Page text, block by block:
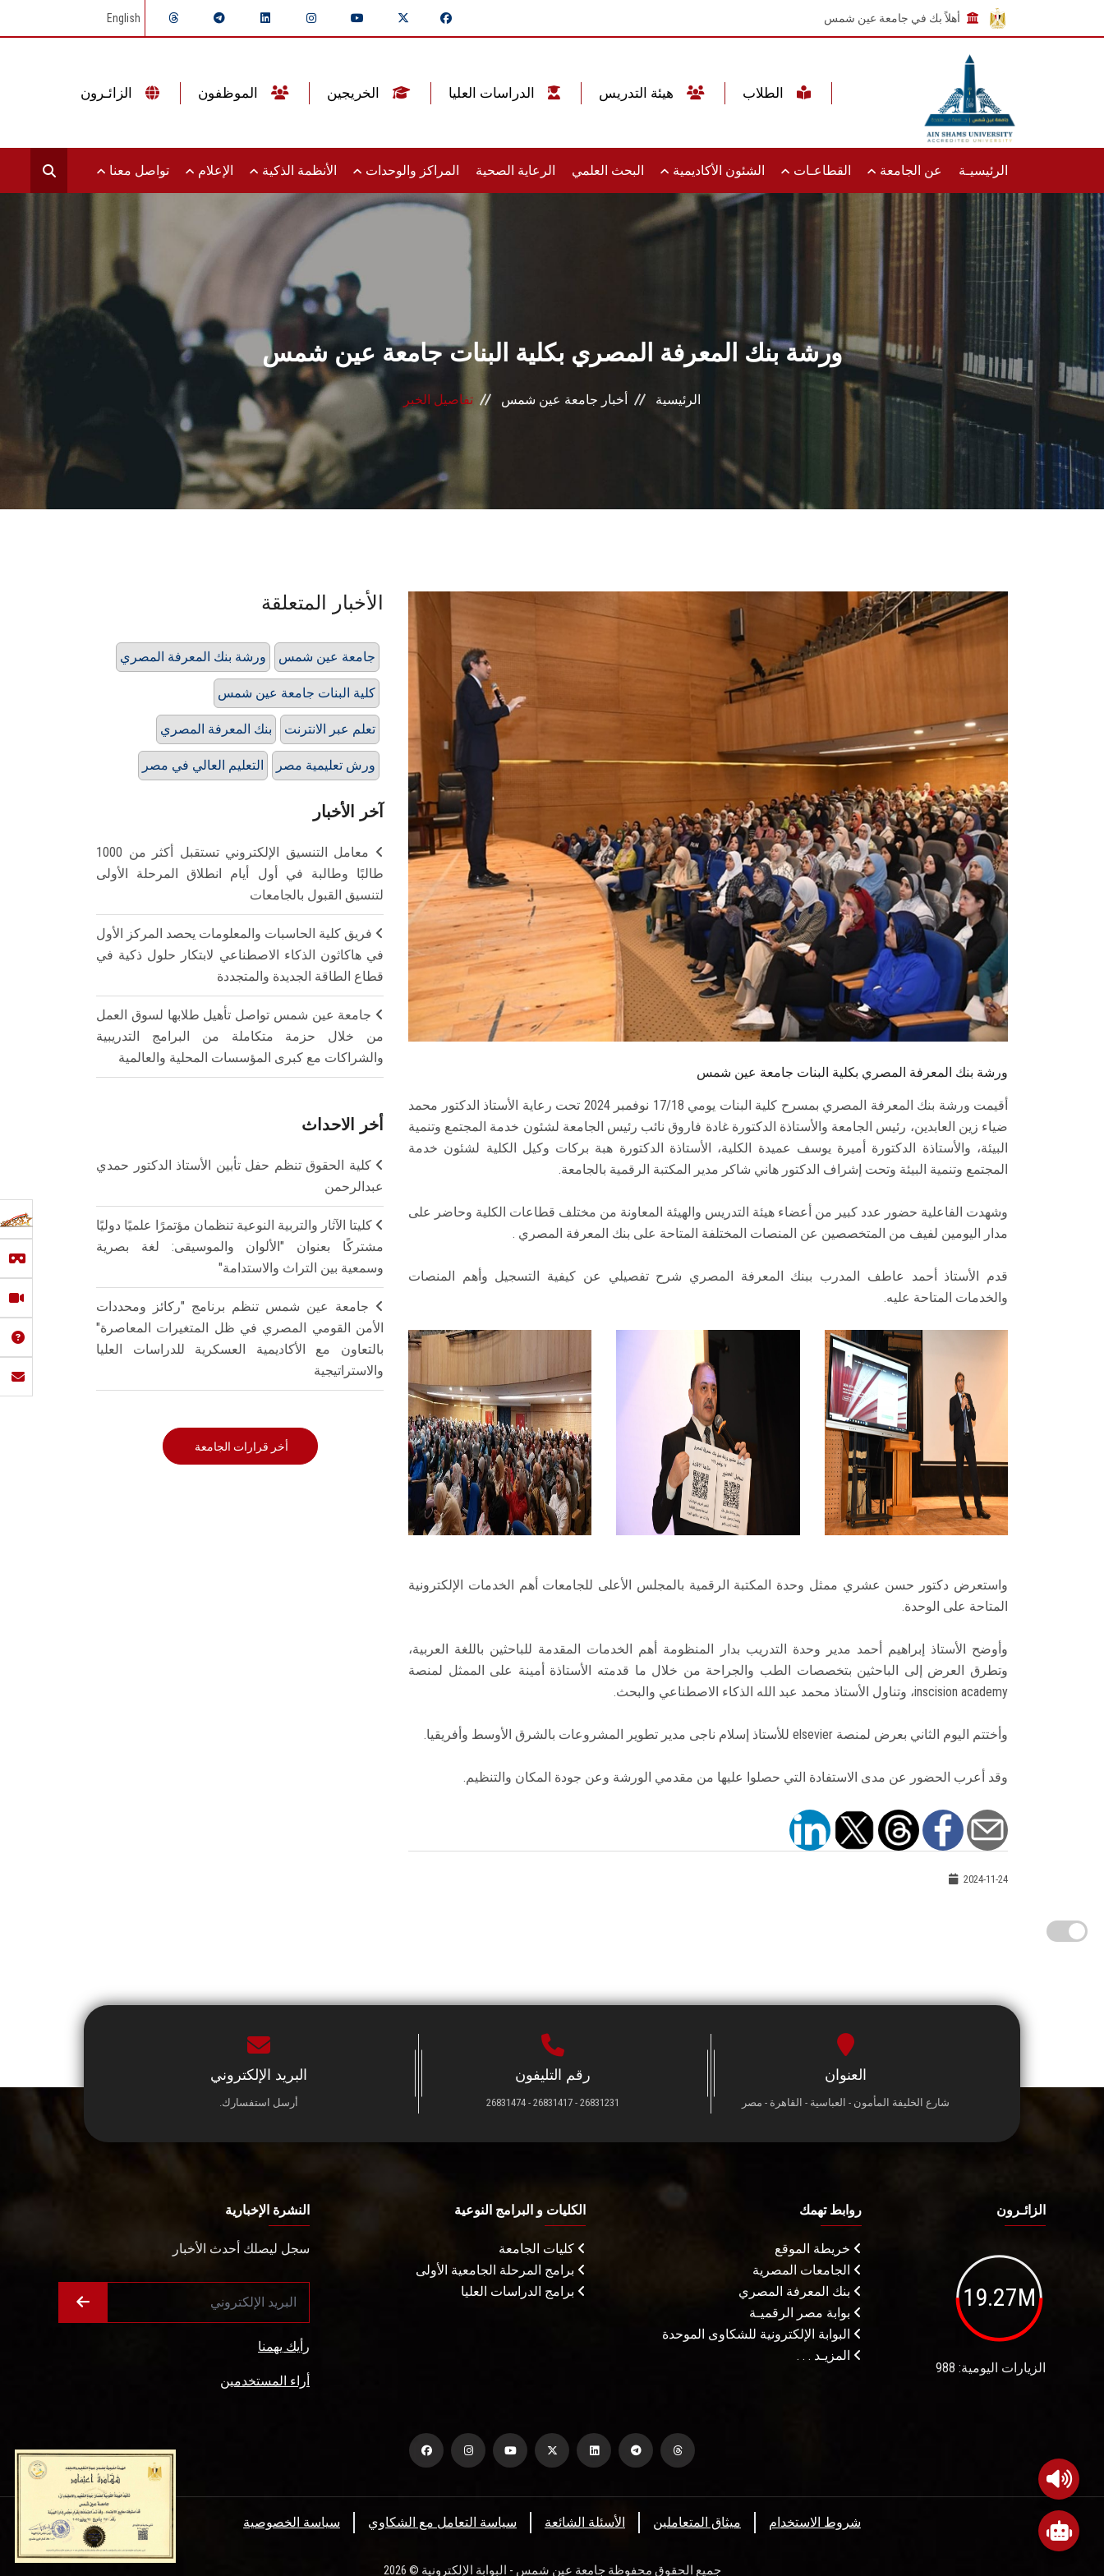
أهلاً بك في جامعة عين شمس English
الرئيسيـة عن الجامعة القطاعـات الشئون الأكاديمية البحث العلمي الرعاية الصحية المراكز والوحدات الأنظمة الذكية الإعلام تواصل معنا
ورشة بنك المعرفة المصري بكلية البنات جامعة عين شمس
الرئيسية أخبار جامعة عين شمس تفاصيل الخبر
ورشة بنك المعرفة المصري بكلية البنات جامعة عين شمس
أقيمت ورشة بنك المعرفة المصري بمسرح كلية البنات يومي 17/18 نوفمبر 2024 تحت رعاية الأستاذ الدكتور محمد
ضياء زين العابدين، رئيس الجامعة والأستاذة الدكتورة غادة فاروق نائب رئيس الجامعة لشئون خدمة المجتمع وتنمية
البيئة، والأستاذة الدكتورة أميرة يوسف عميدة الكلية، الأستاذة الدكتورة هبة بركات وكيل الكلية لشئون خدمة
المجتمع وتنمية البيئة وتحت إشراف الدكتور هاني شاكر مدير المكتبة الرقمية بالجامعة.
وشهدت الفاعلية حضور عدد كبير من أعضاء هيئة التدريس والهيئة المعاونة من مختلف قطاعات الكلية وحاضر على
مدار اليومين لفيف من المتخصصين عن المنصات المختلفة المتاحة على بنك المعرفة المصري .
قدم الأستاذ أحمد عاطف المدرب ببنك المعرفة المصري شرح تفصيلي عن كيفية التسجيل وأهم المنصات
والخدمات المتاحة عليه.
واستعرض دكتور حسن عشري ممثل وحدة المكتبة الرقمية بالمجلس الأعلى للجامعات أهم الخدمات الإلكترونية
المتاحة على الوحدة.
وأوضح الأستاذ إبراهيم أحمد مدير وحدة التدريب بدار المنظومة أهم الخدمات المقدمة للباحثين باللغة العربية،
وتطرق العرض إلى الباحثين بتخصصات الطب والجراحة من خلال ما قدمته الأستاذة أمينة على الممثل لمنصة
inscision academy، وتناول الأستاذ محمد عبد الله الذكاء الاصطناعي والبحث.
وأختتم اليوم الثاني بعرض لمنصة elsevier للأستاذ إسلام ناجى مدير تطوير المشروعات بالشرق الأوسط وأفريقيا.
وقد أعرب الحضور عن مدى الاستفادة التي حصلوا عليها من مقدمي الورشة وعن جودة المكان والتنظيم.
2024-11-24
الأخبار المتعلقة
ورشة بنك المعرفة المصري جامعة عين شمس
كلية البنات جامعة عين شمس
بنك المعرفة المصري تعلم عبر الانترنت
التعليم العالي في مصر ورش تعليمية مصر
آخر الأخبار
معامل التنسيق الإلكتروني تستقبل أكثر من 1000
طالبًا وطالبة في أول أيام انطلاق المرحلة الأولى
لتنسيق القبول بالجامعات
فريق كلية الحاسبات والمعلومات يحصد المركز الأول
في هاكاثون الذكاء الاصطناعي لابتكار حلول ذكية في
قطاع الطاقة الجديدة والمتجددة
جامعة عين شمس تواصل تأهيل طلابها لسوق العمل
من خلال حزمة متكاملة من البرامج التدريبية
والشراكات مع كبرى المؤسسات المحلية والعالمية
أخر الاحداث
كلية الحقوق تنظم حفل تأبين الأستاذ الدكتور حمدي
عبدالرحمن
كليتا الآثار والتربية النوعية تنظمان مؤتمرًا علميًا دوليًا
مشتركًا بعنوان "الألوان والموسيقى: لغة بصرية
وسمعية بين التراث والاستدامة"
جامعة عين شمس تنظم برنامج "ركائز ومحددات
الأمن القومي المصري في ظل المتغيرات المعاصرة"
بالتعاون مع الأكاديمية العسكرية للدراسات العليا
والاستراتيجية
أخر قرارات الجامعة
العنوان
شارع الخليفة المأمون - العباسية - القاهرة - مصر
رقم التليفون
26831231 - 26831417 - 26831474
البريد الإلكتروني
أرسل استفسارك.
الزائـرون
19.27M
الزيارات اليومية: 988
روابط تهمك
خريطة الموقع
الجامعات المصرية
بنك المعرفة المصري
بوابة مصر الرقميـة
البوابة الإلكترونية للشكاوى الموحدة
المزيـد . . .
الكليات و البرامج النوعية
كليات الجامعة
برامج المرحلة الجامعية الأولى
برامج الدراسات العليا
النشرة الإخبارية
سجل ليصلك أحدث الأخبار
رأيك يهمنا
أراء المستخدمين
سياسة الخصوصية سياسة التعامل مع الشكاوي الأسئلة الشائعة ميثاق المتعاملين شروط الاستخدام
جميع الحقوق محفوظة جامعة عين شمس - البوابة الإلكترونية © 2026